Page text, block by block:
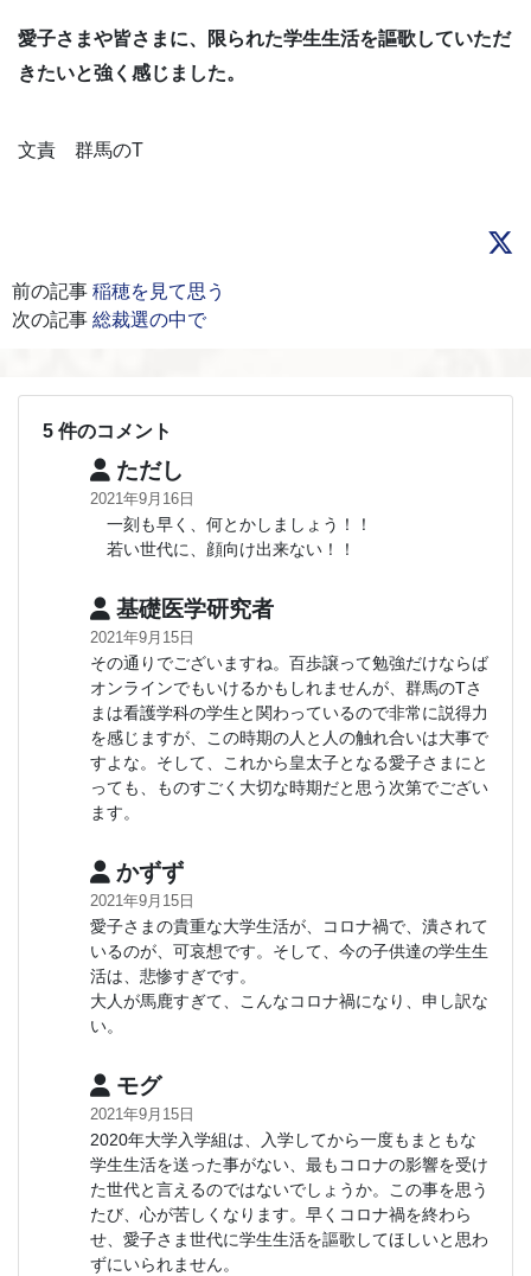
愛子さまや皆さまに、限られた学生生活を謳歌していただ
きたいと強く感じました。
文責 群馬のT
前の記事 稲穂を見て思う
次の記事 総裁選の中で
5 件のコメント
ただし
2021年9月16日
一刻も早く、何とかしましょう！！
若い世代に、顔向け出来ない！！
基礎医学研究者
2021年9月15日
その通りでございますね。百歩譲って勉強だけならば
オンラインでもいけるかもしれませんが、群馬のTさ
まは看護学科の学生と関わっているので非常に説得力
を感じますが、この時期の人と人の触れ合いは大事で
すよな。そして、これから皇太子となる愛子さまにと
っても、ものすごく大切な時期だと思う次第でござい
ます。
かずず
2021年9月15日
愛子さまの貴重な大学生活が、コロナ禍で、潰されて
いるのが、可哀想です。そして、今の子供達の学生生
活は、悲惨すぎです。
大人が馬鹿すぎて、こんなコロナ禍になり、申し訳な
い。
モグ
2021年9月15日
2020年大学入学組は、入学してから一度もまともな
学生生活を送った事がない、最もコロナの影響を受け
た世代と言えるのではないでしょうか。この事を思う
たび、心が苦しくなります。早くコロナ禍を終わら
せ、愛子さま世代に学生生活を謳歌してほしいと思わ
ずにいられません。